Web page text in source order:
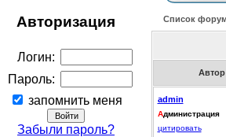
Авторизация
Логин:
Пароль:
запомнить меня
Забыли пароль?
Список
Автор
admin
Администрация
цитировать